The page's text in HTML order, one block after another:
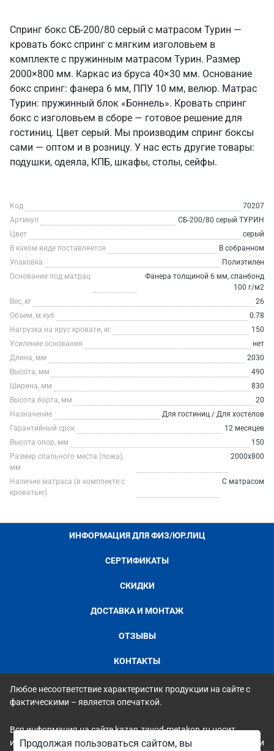
Спринг бокс СБ-200/80 серый с матрасом Турин —
кровать бокс спринг с мягким изголовьем в
комплекте с пружинным матрасом Турин. Размер
2000×800 мм. Каркас из бруса 40×30 мм. Основание
бокс спринг: фанера 6 мм, ППУ 10 мм, велюр. Матрас
Турин: пружинный блок «Боннель». Кровать спринг
бокс с изголовьем в сборе — готовое решение для
гостиниц. Цвет серый. Мы производим спринг боксы
сами — оптом и в розницу. У нас есть другие товары:
подушки, одеяла, КПБ, шкафы, столы, сейфы.
Код
70207
Артикул
СБ-200/80 серый ТУРИН
Цвет
серый
В каком виде поставляется
В собранном
Упаковка
Полиэтилен
Основание под матрац
Фанера толщиной 6 мм, спанбонд
100 г/м2
Вес, кг
26
Объем, м.куб
0.78
Нагрузка на ярус кровати, кг
150
Усиление основания
нет
Длина, мм
2030
Высота, мм
490
Ширина, мм
830
Высота борта, мм
20
Назначение
Для гостиниц / Для хостелов
Гарантийный срок
12 месяцев
Высота опор, мм
150
Размер спального места (ложа),
мм
2000х800
Наличие матраса (в комплекте с
кроватью)
С матрасом
ИНФОРМАЦИЯ ДЛЯ ФИЗ/ЮР.ЛИЦ
СЕРТИФИКАТЫ
СКИДКИ
ДОСТАВКА И МОНТАЖ
ОТЗЫВЫ
КОНТАКТЫ
Любое несоответствие характеристик продукции на сайте с
фактическими – является опечаткой.
Вся информация на сайте kazan.zavod-metakon.ru носит
исключительно ознакомительный и справочный характер и ни
Продолжая пользоваться сайтом, вы